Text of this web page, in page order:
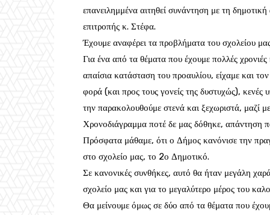
επανειλημμένα αιτηθεί συνάντηση με τη
επιτροπής κ. Στέφα.
Έχουμε αναφέρει τα προβλήματα του σχολείου
Για ένα από τα θέματα που έχουμε πολλές
απαίσια κατάσταση του προαυλίου, είχαμε και
φορά (και προς τους γονείς της δυστυχώς), κενές
την παρακολουθούμε στενά και ξεχωριστά, μαζί
Χρονοδιάγραμμα ποτέ δε μας δόθηκε, απάντηση
Πρόσφατα μάθαμε, ότι ο Δήμος κανόνισε την
στο σχολείο μας, το 2ο Δημοτικό.
Σε κανονικές συνθήκες, αυτό θα ήταν μεγάλη
σχολείο μας και για το μεγαλύτερο μέρος του
Θα μείνουμε όμως σε δύο από τα θέματα που